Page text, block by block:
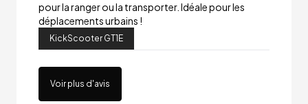
pour la ranger ou la transporter. Idéale pour les
déplacements urbains !
KickScooter GT1E
Voir plus d'avis